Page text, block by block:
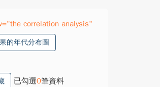
correlation analysis"
的年代分布圖
已勾選0筆資料